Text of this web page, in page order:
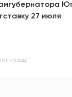
27 июля
назад